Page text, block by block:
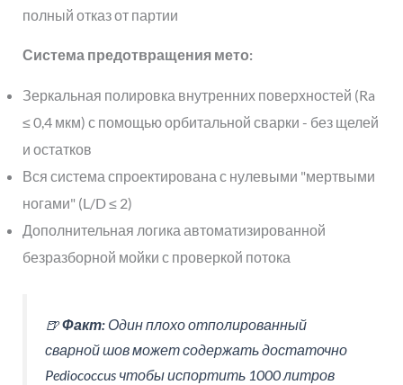
полный отказ от партии
Система предотвращения мето:
Зеркальная полировка внутренних поверхностей (Ra
≤ 0,4 мкм) с помощью орбитальной сварки - без щелей
и остатков
Вся система спроектирована с нулевыми "мертвыми
ногами" (L/D ≤ 2)
Дополнительная логика автоматизированной
безразборной мойки с проверкой потока
🍺Факт:Один плохо отполированный
сварной шов может содержать достаточно
Pediococcusчтобы испортить 1000 литров